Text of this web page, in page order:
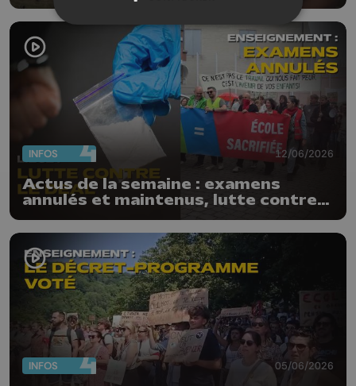
chômage
INFOS 12/06/2026
Actus de la semaine : examens
annulés et maintenus, lutte contre
le deal, bilan de l'aéroport
INFOS 05/06/2026